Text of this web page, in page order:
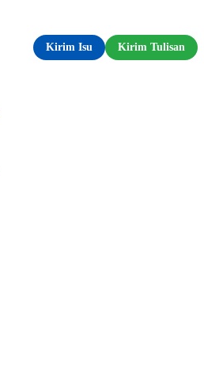
Kirim Isu
Kirim Tulisan